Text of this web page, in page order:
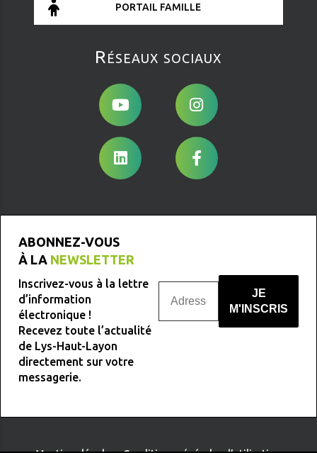
PORTAIL FAMILLE
Réseaux sociaux
ABONNEZ-VOUS
À LA NEWSLETTER
Inscrivez-vous à la lettre
d’information
électronique !
Recevez toute l’actualité
de Lys-Haut-Layon
directement sur votre
messagerie.